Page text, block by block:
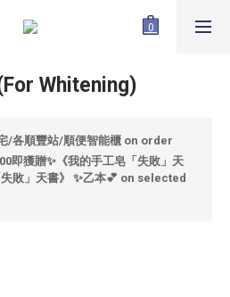
Whitening)
/各順豐站/順便智能櫃 on order
即獲贈✨《我的手工皂「失敗」天
敗」天書》 ✨乙本💕 on selected